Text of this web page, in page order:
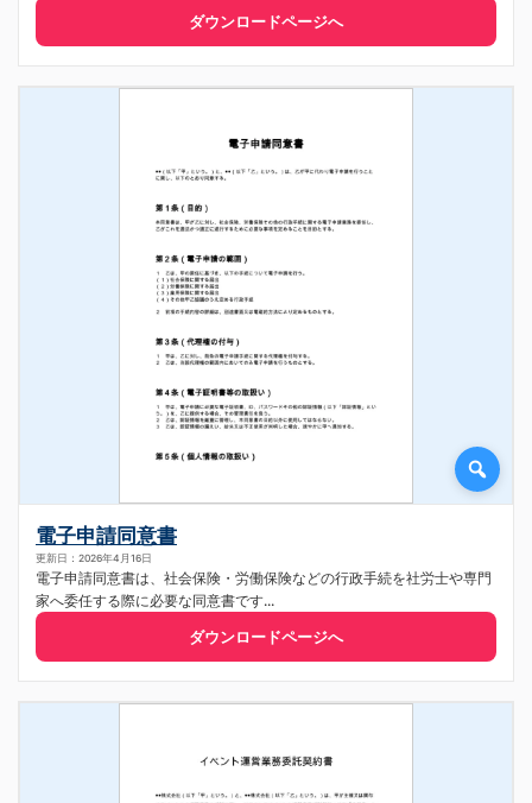
ダウンロードページへ
電子申請同意書
更新日：2026年4月16日
電子申請同意書は、社会保険・労働保険などの行政手続を社労士や専門
家へ委任する際に必要な同意書です...
ダウンロードページへ